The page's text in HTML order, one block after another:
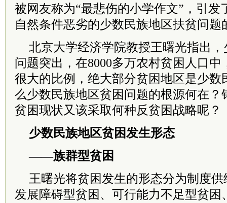
被网友称为“最悲伤的小学作文”，引发
自然条件恶劣的少数民族地区扶贫问题
北京大学经济学院教授王曙光指出
问题突出，在8000多万农村贫困人口
很大的比例，绝大部分贫困地区是少数
么少数民族地区贫困问题的根源何在？
贫困现状又该采取何种反贫困战略呢？
少数民族地区贫困发生形态
——族群型贫困
王曙光将贫困发生的形态分为制度
发展障碍型贫困、可行能力不足型贫困